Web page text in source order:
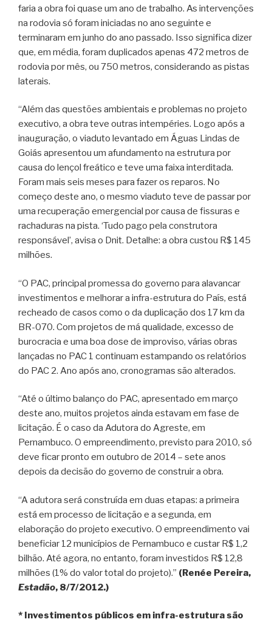
faria a obra foi quase um ano de trabalho. As intervenções
na rodovia só foram iniciadas no ano seguinte e
terminaram em junho do ano passado. Isso significa dizer
que, em média, foram duplicados apenas 472 metros de
rodovia por mês, ou 750 metros, considerando as pistas
laterais.
“Além das questões ambientais e problemas no projeto
executivo, a obra teve outras intempéries. Logo após a
inauguração, o viaduto levantado em Águas Lindas de
Goiás apresentou um afundamento na estrutura por
causa do lençol freático e teve uma faixa interditada.
Foram mais seis meses para fazer os reparos. No
começo deste ano, o mesmo viaduto teve de passar por
uma recuperação emergencial por causa de fissuras e
rachaduras na pista. ‘Tudo pago pela construtora
responsável’, avisa o Dnit. Detalhe: a obra custou R$ 145
milhões.
“O PAC, principal promessa do governo para alavancar
investimentos e melhorar a infra-estrutura do País, está
recheado de casos como o da duplicação dos 17 km da
BR-070. Com projetos de má qualidade, excesso de
burocracia e uma boa dose de improviso, várias obras
lançadas no PAC 1 continuam estampando os relatórios
do PAC 2. Ano após ano, cronogramas são alterados.
“Até o último balanço do PAC, apresentado em março
deste ano, muitos projetos ainda estavam em fase de
licitação. É o caso da Adutora do Agreste, em
Pernambuco. O empreendimento, previsto para 2010, só
deve ficar pronto em outubro de 2014 – sete anos
depois da decisão do governo de construir a obra.
“A adutora será construída em duas etapas: a primeira
está em processo de licitação e a segunda, em
elaboração do projeto executivo. O empreendimento vai
beneficiar 12 municípios de Pernambuco e custar R$ 1,2
bilhão. Até agora, no entanto, foram investidos R$ 12,8
milhões (1% do valor total do projeto).” (Renée Pereira,
Estadão, 8/7/2012.)
* Investimentos públicos em infra-estrutura são